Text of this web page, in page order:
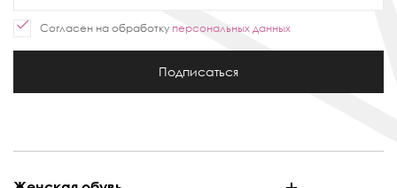
Согласен на обработку персональных данных
Подписаться